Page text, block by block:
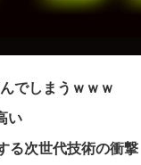
でしまうｗｗｗ
い
る次世代技術の衝撃